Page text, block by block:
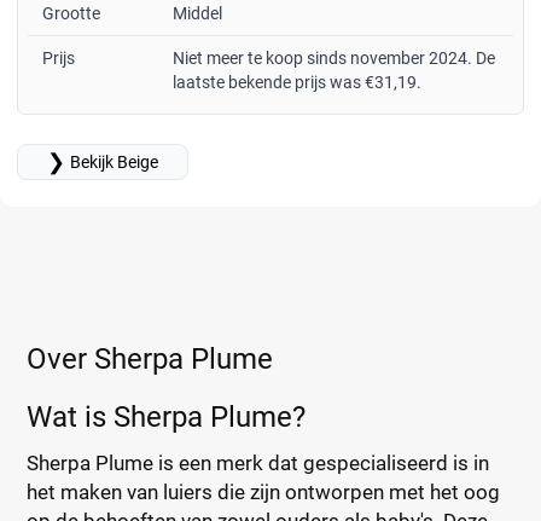
Grootte Middel
Prijs
Niet meer te koop sinds november 2024. De
laatste bekende prijs was €31,19.
❯ Bekijk Beige
Over Sherpa Plume
Wat is Sherpa Plume?
Sherpa Plume is een merk dat gespecialiseerd is in
het maken van luiers die zijn ontworpen met het oog